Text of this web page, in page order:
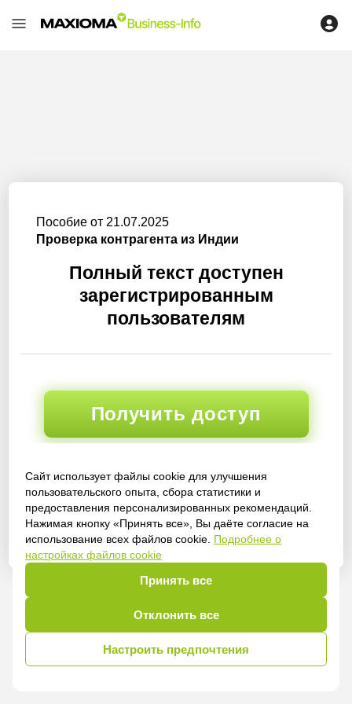
Сайт использует файлы cookie для улучшения
пользовательского опыта, сбора статистики и
предоставления персонализированных рекомендаций.
Нажимая кнопку «Принять все», Вы даёте согласие на
использование всех файлов cookie. Подробнее о
настройках файлов cookie
Принять все
Отклонить все
Настроить предпочтения
Пособие от 21.07.2025
Проверка контрагента из Индии
Полный текст доступен
зарегистрированным
пользователям
Получить доступ
Войти